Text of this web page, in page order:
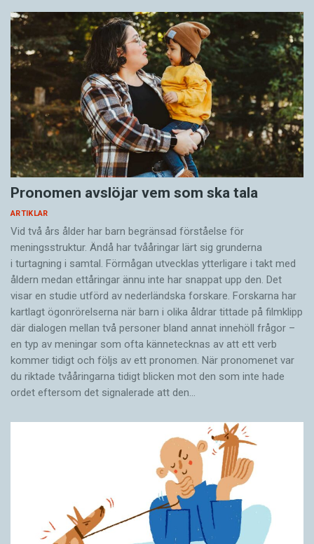
Pronomen avslöjar vem som ska tala
ARTIKLAR
Vid två års ålder har barn begränsad förståelse för
meningsstruktur. Ändå har tvååringar lärt sig grunderna
i turtagning i samtal. Förmågan utvecklas ytterligare i takt med
åldern medan ettåringar ännu inte har snappat upp den. Det
visar en studie utförd av nederländska forskare. Forskarna har
kartlagt ögonrörelserna när barn i olika åldrar tittade på filmklipp
där dialogen mellan två personer bland annat innehöll frågor –
en typ av meningar som ofta kännetecknas av att ett verb
kommer tidigt och följs av ett pronomen. När pronomenet var
du riktade tvååringarna tidigt blicken mot den som inte hade
ordet eftersom det ­signalerade att den…